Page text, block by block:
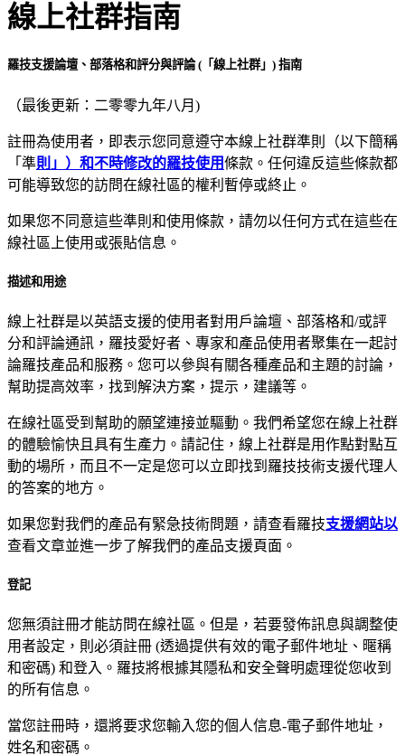
線上社群指南
羅技支援論壇、部落格和評分與評論 (「線上社群」) 指南
（最後更新：二零零九年八月)
註冊為使用者，即表示您同意遵守本線上社群準則（以下簡稱
「準則」）和不時修改的羅技使用條款。任何違反這些條款都
可能導致您的訪問在線社區的權利暫停或終止。
如果您不同意這些準則和使用條款，請勿以任何方式在這些在
線社區上使用或張貼信息。
描述和用途
線上社群是以英語支援的使用者對用戶論壇、部落格和/或評
分和評論通訊，羅技愛好者、專家和產品使用者聚集在一起討
論羅技產品和服務。您可以參與有關各種產品和主題的討論，
幫助提高效率，找到解決方案，提示，建議等。
在線社區受到幫助的願望連接並驅動。我們希望您在線上社群
的體驗愉快且具有生產力。請記住，線上社群是用作點對點互
動的場所，而且不一定是您可以立即找到羅技技術支援代理人
的答案的地方。
如果您對我們的產品有緊急技術問題，請查看羅技支援網站以
查看文章並進一步了解我們的產品支援頁面。
登記
您無須註冊才能訪問在線社區。但是，若要發佈訊息與調整使
用者設定，則必須註冊 (透過提供有效的電子郵件地址、暱稱
和密碼) 和登入。羅技將根據其隱私和安全聲明處理從您收到
的所有信息。
當您註冊時，還將要求您輸入您的個人信息-電子郵件地址，
姓名和密碼。